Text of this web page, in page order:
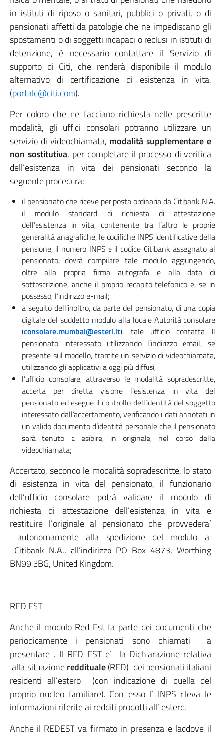
in istituti di riposo o sanitari, pubblici o privati, o di
pensionati affetti da patologie che ne impediscano gli
spostamenti o di soggetti incapaci o reclusi in istituti di
detenzione, è necessario contattare il Servizio di
supporto di Citi, che renderà disponibile il modulo
alternativo di certificazione di esistenza in vita,
(portale@citi.com).
Per coloro che ne facciano richiesta nelle prescritte
modalità, gli uffici consolari potranno utilizzare un
servizio di videochiamata, modalità supplementare e
non sostitutiva, per completare il processo di verifica
dell’esistenza in vita dei pensionati secondo la
seguente procedura:
il pensionato che riceve per posta ordinaria da Citibank N.A.
il modulo standard di richiesta di attestazione
dell’esistenza in vita, contenente tra l’altro le proprie
generalità anagrafiche, le codifiche INPS identificative della
pensione, il numero INPS e il codice Citibank assegnato al
pensionato, dovrà compilare tale modulo aggiungendo,
oltre alla propria firma autografa e alla data di
sottoscrizione, anche il proprio recapito telefonico e, se in
possesso, l’indirizzo e-mail;
a seguito dell’inoltro, da parte del pensionato, di una copia
digitale del suddetto modulo alla locale Autorità consolare
(consolare.mumbai@esteri.it), tale ufficio contatta il
pensionato interessato utilizzando l’indirizzo email, se
presente sul modello, tramite un servizio di videochiamata,
utilizzando gli applicativi a oggi più diffusi,
l’ufficio consolare, attraverso le modalità sopradescritte,
accerta per diretta visione l’esistenza in vita del
pensionato ed esegue il controllo dell’identità del soggetto
interessato dall’accertamento, verificando i dati annotati in
un valido documento d’identità personale che il pensionato
sarà tenuto a esibire, in originale, nel corso della
videochiamata;
Accertato, secondo le modalità sopradescritte, lo stato
di esistenza in vita del pensionato, il funzionario
dell’ufficio consolare potrà validare il modulo di
richiesta di attestazione dell’esistenza in vita e
restituire l’originale al pensionato che provvedera’
autonomamente alla spedizione del modulo a
Citibank N.A., all’indirizzo PO Box 4873, Worthing
BN99 3BG, United Kingdom.
RED EST
Anche il modulo Red Est fa parte dei documenti che
periodicamente i pensionati sono chiamati a
presentare . Il RED EST e’ la Dichiarazione relativa
alla situazionereddituale(RED) dei pensionati italiani
residenti all’estero (con indicazione di quella del
proprio nucleo familiare). Con esso l’ INPS rileva le
informazioni riferite ai redditi prodotti all’ estero.
Anche il REDEST va firmato in presenza e laddove il